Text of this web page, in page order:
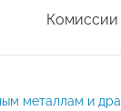
Комиссии
металлам и